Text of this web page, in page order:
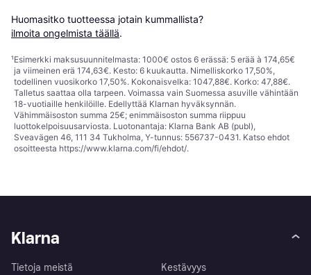
Huomasitko tuotteessa jotain kummallista?
ilmoita ongelmista täällä.
¹Esimerkki maksusuunnitelmasta: 1000€ ostos 6 erässä: 5 erää à 174,65€
ja viimeinen erä 174,63€. Kesto: 6 kuukautta. Nimelliskorko 17,50%,
todellinen vuosikorko 17,50%. Kokonaisvelka: 1047,88€. Korko: 47,88€.
Talletus saattaa olla tarpeen. Voimassa vain Suomessa asuville vähintään
18-vuotiaille henkilöille. Edellyttää Klarnan hyväksynnän.
Vähimmäisoston summa 25€; enimmäisoston summa riippuu
luottokelpoisuusarviosta. Luotonantaja: Klarna Bank AB (publ),
Sveavägen 46, 111 34 Tukholma, Y-tunnus: 556737-0431. Katso ehdot
osoitteesta https://www.klarna.com/fi/ehdot/.
Klarna
Tietoja meistä
Kestävyys